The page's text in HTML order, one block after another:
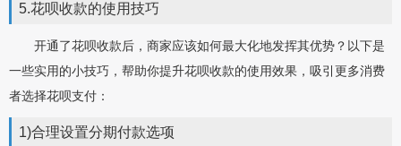
5.花呗收款的使用技巧
开通了花呗收款后，商家应该如何最大化地发挥其优势？以下是
一些实用的小技巧，帮助你提升花呗收款的使用效果，吸引更多消费
者选择花呗支付：
1)合理设置分期付款选项